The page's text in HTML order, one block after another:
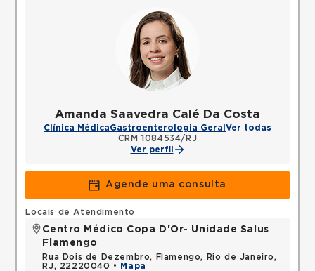
Amanda Saavedra Calé Da Costa
Clínica MédicaGastroenterologia Geral Ver todas
CRM 1084534/RJ
Ver perfil
Agende uma consulta
Locais de Atendimento
Centro Médico Copa D'Or- Unidade Salus
Flamengo
Rua Dois de Dezembro, Flamengo, Rio de Janeiro,
RJ, 22220040 •
Mapa